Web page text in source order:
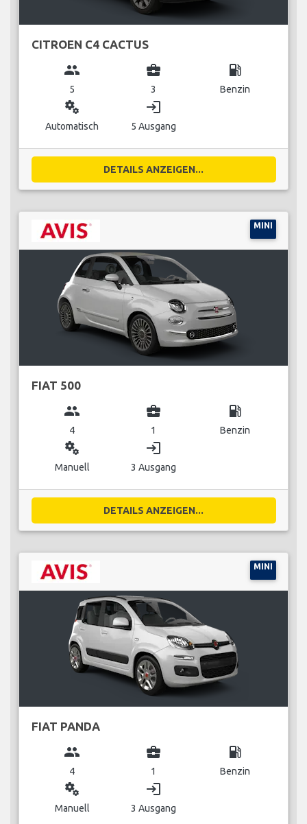
CITROEN C4 CACTUS
group
5
business_center
3
local_gas_station
Benzin
miscellaneous_services
Automatisch
login
5 Ausgang
DETAILS ANZEIGEN...
MINI
FIAT 500
group
4
business_center
1
local_gas_station
Benzin
miscellaneous_services
Manuell
login
3 Ausgang
DETAILS ANZEIGEN...
MINI
FIAT PANDA
group
4
business_center
1
local_gas_station
Benzin
miscellaneous_services
Manuell
login
3 Ausgang